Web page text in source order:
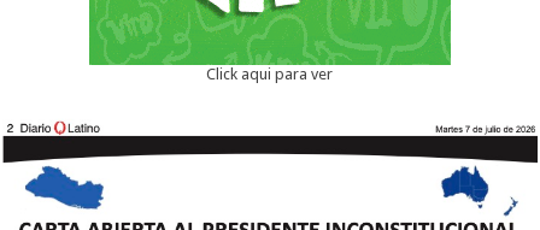
Click aqui para ver